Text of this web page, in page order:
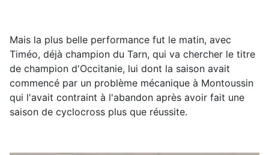
Mais la plus belle performance fut le matin, avec
Timéo, déjà champion du Tarn, qui va chercher le titre
de champion d'Occitanie, lui dont la saison avait
commencé par un problème mécanique à Montoussin
qui l'avait contraint à l'abandon après avoir fait une
saison de cyclocross plus que réussite.